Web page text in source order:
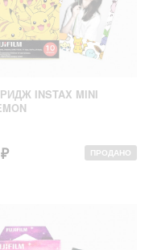
INSTAX MINI
ПРОДАНО